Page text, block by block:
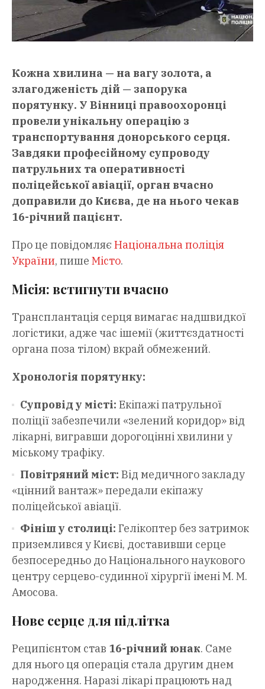
Кожна хвилина — на вагу золота, а
злагодженість дій — запорука
порятунку. У Вінниці правоохоронці
провели унікальну операцію з
транспортування донорського серця.
Завдяки професійному супроводу
патрульних та оперативності
поліцейської авіації, орган вчасно
доправили до Києва, де на нього чекав
16-річний пацієнт.
Про це повідомляє Національна поліція
України, пише Місто.
Місія: встигнути вчасно
Трансплантація серця вимагає надшвидкої
логістики, адже час ішемії (життєздатності
органа поза тілом) вкрай обмежений.
Хронологія порятунку:
Супровід у місті: Екіпажі патрульної
поліції забезпечили «зелений коридор» від
лікарні, вигравши дорогоцінні хвилини у
міському трафіку.
Повітряний міст: Від медичного закладу
«цінний вантаж» передали екіпажу
поліцейської авіації.
Фініш у столиці: Гелікоптер без затримок
приземлився у Києві, доставивши серце
безпосередньо до Національного наукового
центру серцево-судинної хірургії імені М. М.
Амосова.
Нове серце для підлітка
Реципієнтом став 16-річний юнак. Саме
для нього ця операція стала другим днем
народження. Наразі лікарі працюють над